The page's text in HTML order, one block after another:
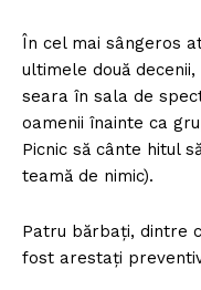
În cel mai sângeros
ultimele două
seara în sala de
oamenii înainte ca
Picnic să cânte hitul
teamă de nimic).
Patru bărbați, dintre
fost arestați